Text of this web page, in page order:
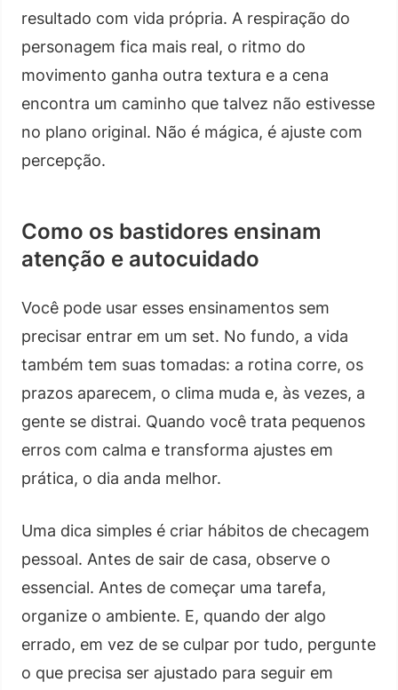
resultado com vida própria. A respiração do
personagem fica mais real, o ritmo do
movimento ganha outra textura e a cena
encontra um caminho que talvez não estivesse
no plano original. Não é mágica, é ajuste com
percepção.
Como os bastidores ensinam
atenção e autocuidado
Você pode usar esses ensinamentos sem
precisar entrar em um set. No fundo, a vida
também tem suas tomadas: a rotina corre, os
prazos aparecem, o clima muda e, às vezes, a
gente se distrai. Quando você trata pequenos
erros com calma e transforma ajustes em
prática, o dia anda melhor.
Uma dica simples é criar hábitos de checagem
pessoal. Antes de sair de casa, observe o
essencial. Antes de começar uma tarefa,
organize o ambiente. E, quando der algo
errado, em vez de se culpar por tudo, pergunte
o que precisa ser ajustado para seguir em